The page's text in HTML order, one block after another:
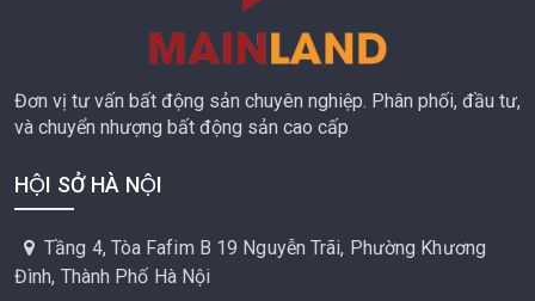
Đơn vị tư vấn bất động sản chuyên nghiệp. Phân phối, đầu tư,
và chuyển nhượng bất động sản cao cấp
HỘI SỞ HÀ NỘI
Tầng 4, Tòa Fafim B 19 Nguyễn Trãi, Phường Khương
Đình, Thành Phố Hà Nội